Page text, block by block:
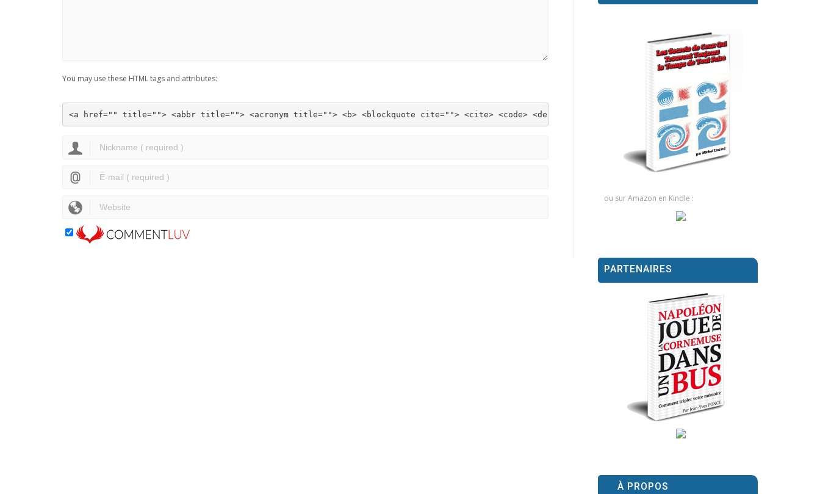
You may use these HTML tags and attributes:
<a href="" title=""> <abbr title=""> <acronym title=""> <b> <blockquote cite=""> <cite> <code> <del datetime=""> <em> <i> <q cite=""> <strike> <strong>
ou sur Amazon en Kindle :
PARTENAIRES
À PROPOS